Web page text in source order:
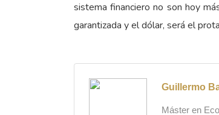
sistema financiero no son hoy
garantizada y el dólar, será el
Guillermo
Máster en